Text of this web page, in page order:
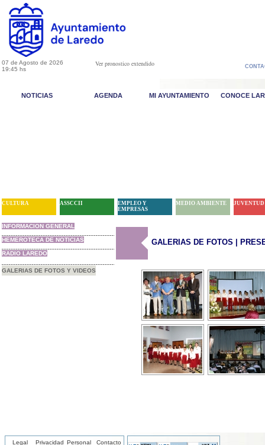
07 de Agosto de 2026
19:45 hs
Ver pronostico extendido
NOTICIAS AGENDA MI AYUNTAMIENTO CONOCE
CULTURA ASSCCII
EMPLEO Y
EMPRESAS
MEDIO AMBIENTE JUVENTUD
INFORMACION GENERAL
HEMEROTECA DE NOTICIAS
RADIO LAREDO
GALERIAS DE FOTOS Y VIDEOS
GALERIAS DE FOTOS |
Legal Privacidad Personal Contacto